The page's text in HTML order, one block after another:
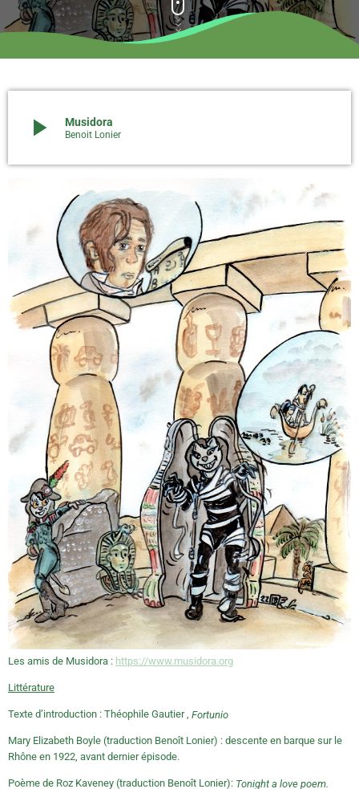
play_arrow Musidora
Benoit Lonier
Les amis de Musidora : https://www.musidora.org
Littérature
Texte d’introduction : Théophile Gautier , Fortunio
Mary Elizabeth Boyle (traduction Benoît Lonier) : descente en barque sur le
Rhône en 1922, avant dernier épisode.
Poème de Roz Kaveney (traduction Benoît Lonier): Tonight a love poem.